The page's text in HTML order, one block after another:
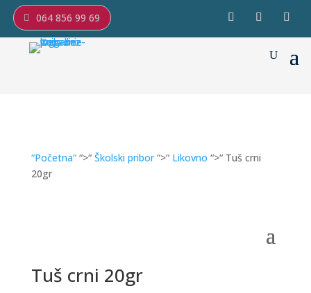
064 856 99 69
“Početna““>“ Školski pribor“>“ Likovno “>“ Tuš crni
20gr
Tuš crni 20gr